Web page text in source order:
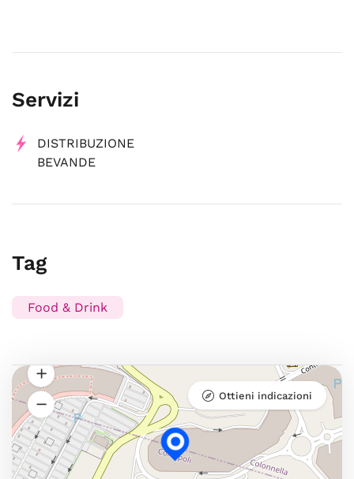
Servizi
DISTRIBUZIONE
BEVANDE
Tag
Food & Drink
Ottieni indicazioni